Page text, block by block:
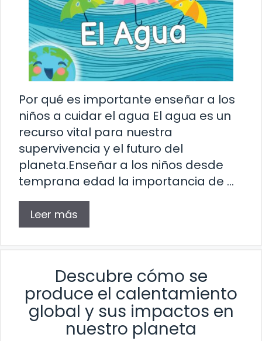
Por qué es importante enseñar a los
niños a cuidar el agua El agua es un
recurso vital para nuestra
supervivencia y el futuro del
planeta.Enseñar a los niños desde
temprana edad la importancia de …
Leer más
Descubre cómo se
produce el calentamiento
global y sus impactos en
nuestro planeta